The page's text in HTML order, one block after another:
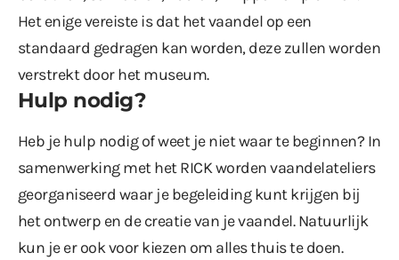
Het enige vereiste is dat het vaandel op een
standaard gedragen kan worden, deze zullen worden
verstrekt door het museum.
Hulp nodig?
Heb je hulp nodig of weet je niet waar te beginnen? In
samenwerking met het RICK worden vaandelateliers
georganiseerd waar je begeleiding kunt krijgen bij
het ontwerp en de creatie van je vaandel. Natuurlijk
kun je er ook voor kiezen om alles thuis te doen.